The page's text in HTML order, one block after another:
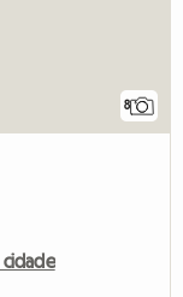
8
cidade